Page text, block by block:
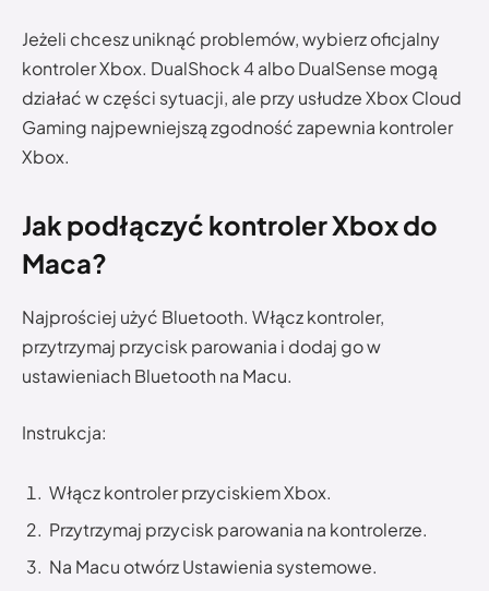
Jeżeli chcesz uniknąć problemów, wybierz oficjalny
kontroler Xbox. DualShock 4 albo DualSense mogą
działać w części sytuacji, ale przy usłudze Xbox Cloud
Gaming najpewniejszą zgodność zapewnia kontroler
Xbox.
Jak podłączyć kontroler Xbox do
Maca?
Najprościej użyć Bluetooth. Włącz kontroler,
przytrzymaj przycisk parowania i dodaj go w
ustawieniach Bluetooth na Macu.
Instrukcja:
Włącz kontroler przyciskiem Xbox.
Przytrzymaj przycisk parowania na kontrolerze.
Na Macu otwórz Ustawienia systemowe.